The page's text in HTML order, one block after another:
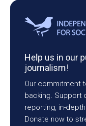
Help us in our
journalism!
Our commitment
backing. Support
reporting, in-
Donate now to